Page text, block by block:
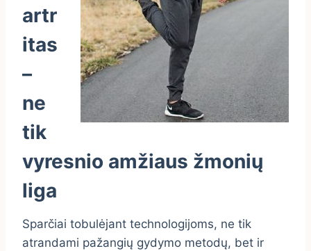
artr
itas
–
ne
tik
vyresnio amžiaus žmonių
liga
Sparčiai tobulėjant technologijoms, ne tik
atrandami pažangių gydymo metodų, bet ir